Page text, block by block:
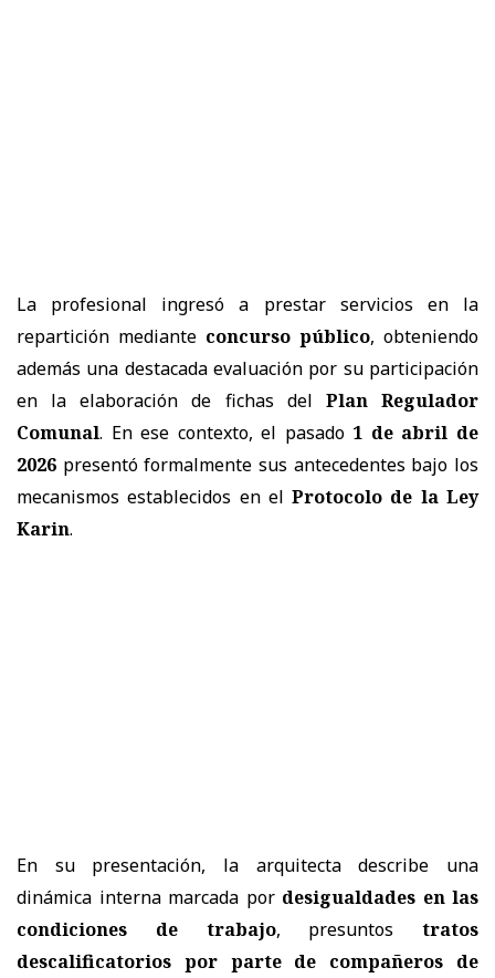
La profesional ingresó a prestar servicios en la
repartición mediante concurso público, obteniendo
además una destacada evaluación por su participación
en la elaboración de fichas del Plan Regulador
Comunal. En ese contexto, el pasado 1 de abril de
2026 presentó formalmente sus antecedentes bajo los
mecanismos establecidos en elProtocolo de la Ley
Karin.
En su presentación, la arquitecta describe una
dinámica interna marcada por desigualdades en las
condiciones de trabajo, presuntos tratos
descalificatorios por parte de compañeros de